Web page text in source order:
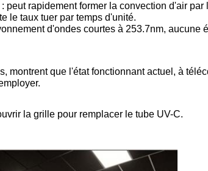
rapidement former la convection d'air par
le taux tuer par temps d'unité.
d'ondes courtes à 253.7nm, aucune
montrent que l'état fonctionnant actuel, à
la grille pour remplacer le tube UV-C.